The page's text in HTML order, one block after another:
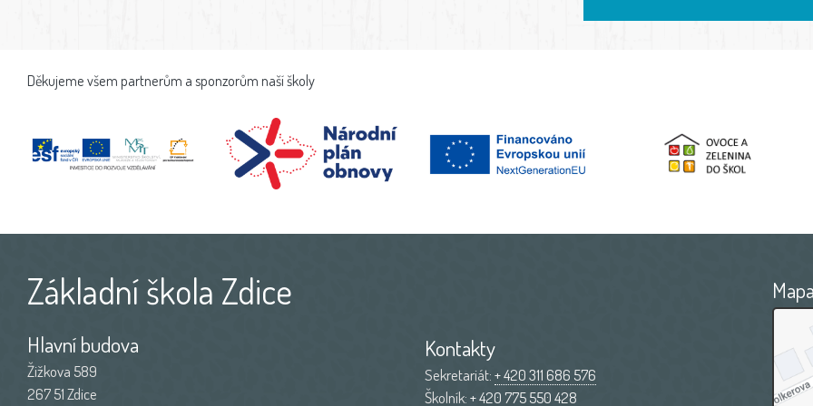
Děkujeme všem partnerům a sponzorům naší školy
Základní škola Zdice
Hlavní budova
Žižkova 589
267 51 Zdice
Kontakty
Sekretariát:+ 420 311 686 576
Školník:+ 420 775 550 428